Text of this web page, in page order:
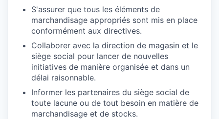
S'assurer que tous les éléments de
marchandisage appropriés sont mis en place
conformément aux directives.
Collaborer avec la direction de magasin et le
siège social pour lancer de nouvelles
initiatives de manière organisée et dans un
délai raisonnable.
Informer les partenaires du siège social de
toute lacune ou de tout besoin en matière de
marchandisage et de stocks.